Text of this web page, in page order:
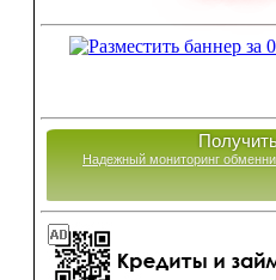
Надежный мониторинг